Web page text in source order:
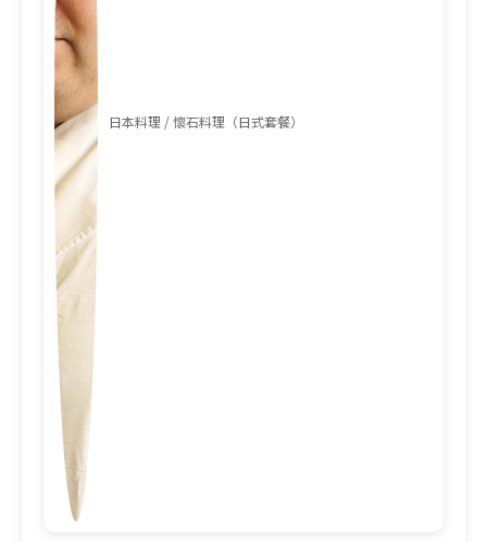
日本料理 / 懷石料理（日式套餐）